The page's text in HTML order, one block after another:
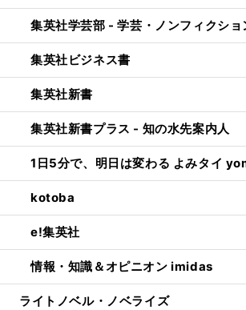
集英社学芸部 - 学芸・ノンフィクショ
集英社ビジネス書
集英社新書
集英社新書プラス - 知の水先案内人
1日5分で、明日は変わる よみタイ
kotoba
e!集英社
情報・知識＆オピニオン imidas
ライトノベル・ノベライズ